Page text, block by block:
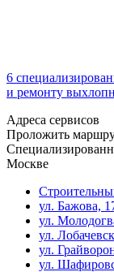
6
и ремонту
Адреса сервисов
Проложить
Москве
ул. Бажова,
ул.
ул.
ул.
ул.